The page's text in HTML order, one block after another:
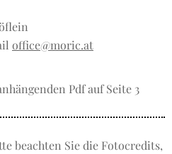
office@moric.at
Pdf auf Seite 3
beachten Sie die Fotocredits,